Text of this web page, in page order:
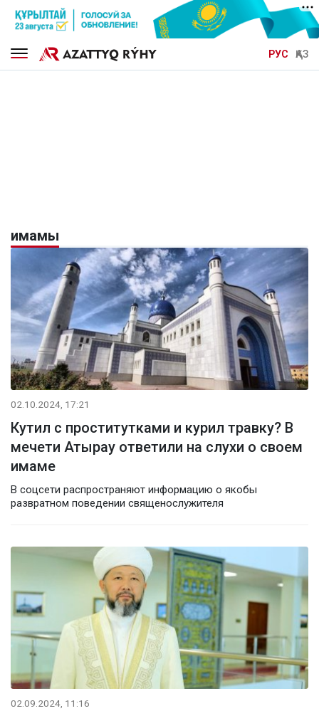
РУС ҚАЗ
имамы
02.10.2024, 17:21
Кутил с проститутками и курил травку? В
мечети Атырау ответили на слухи о своем
имаме
В соцсети распространяют информацию о якобы
развратном поведении священослужителя
02.09.2024, 11:16